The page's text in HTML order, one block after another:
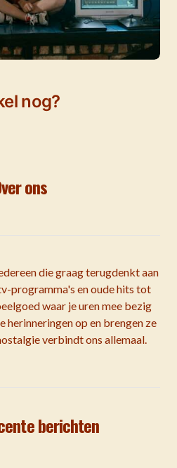
nog?
ons
die graag terugdenkt aan
programma's en oude hits tot
waar je uren mee bezig
herinneringen op en brengen ze
verbindt ons allemaal.
berichten